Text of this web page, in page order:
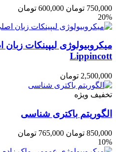
750,000 تومان 600,000 تومان
20%
Lippincott
2,500,000 تومان
تخفیف ویژه
الگوریتم باکتری شناسی
850,000 تومان 765,000 تومان
10%